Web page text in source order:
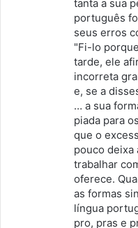
tanta a sua
português
seus erros
"Fi-lo
tarde, ele
incorreta
e, se a
… a sua
piada para
que o
pouco deixa
trabalhar
oferece.
as formas
língua
pro, pras e